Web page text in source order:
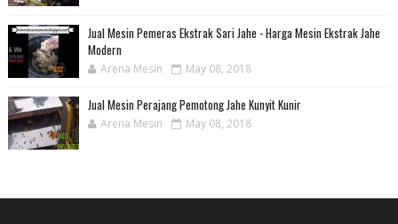
Jual Mesin Pemeras Ekstrak Sari Jahe - Harga Mesin Ekstrak Jahe
Modern
Arena Mesin May 08, 2018
Jual Mesin Perajang Pemotong Jahe Kunyit Kunir
Arena Mesin May 08, 2018